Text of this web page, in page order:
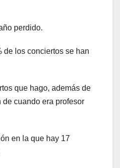
perdido.
de los conciertos se han
que hago, además de
cuando era profesor
en la que hay 17